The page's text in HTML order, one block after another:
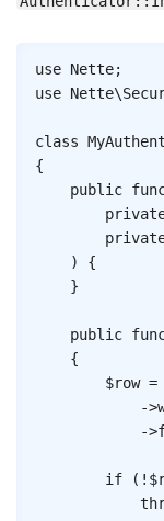
use Nette;
use Nette\
class
{
public
)
{
}
public
{
$row =
->
->
if ( !